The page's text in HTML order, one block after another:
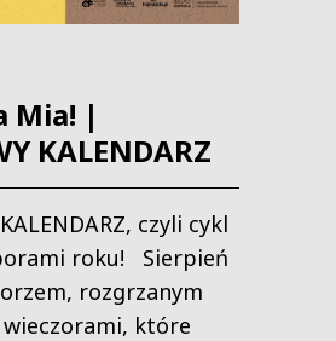
Mia! |
KALENDARZ
czyli cykl
roku! Sierpień
rozgrzanym
które